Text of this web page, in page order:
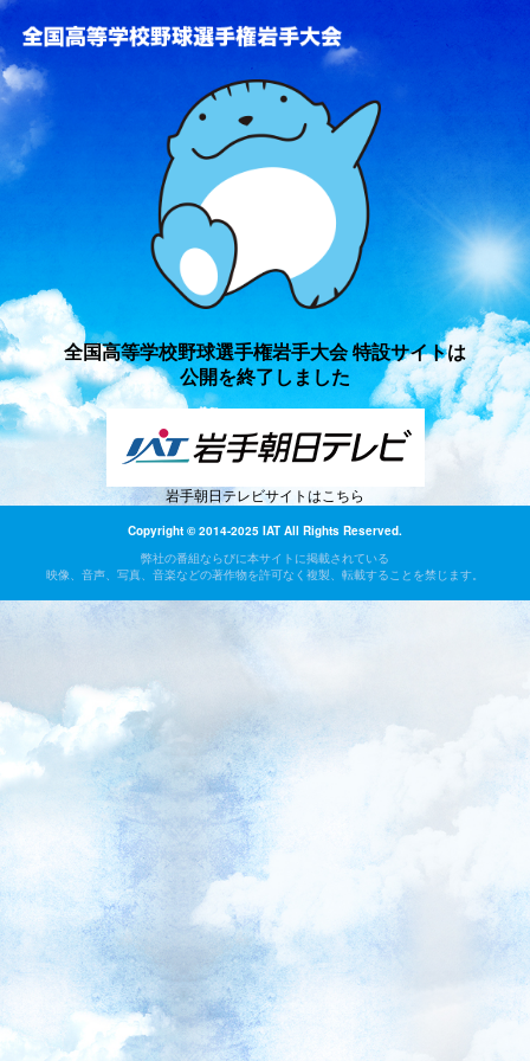
全国高等学校野球選手権岩手大会 特設サイトは
公開を終了しました
岩手朝日テレビサイトはこちら
Copyright © 2014-2025 IAT All Rights Reserved.
弊社の番組ならびに本サイトに掲載されている
映像、音声、写真、音楽などの著作物を許可なく複製、転載することを禁じます。